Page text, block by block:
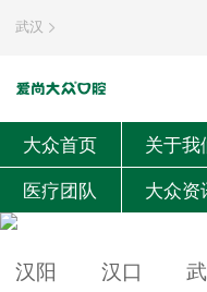
武汉 
大众首页 关于我
医疗团队
大众资
汉阳 汉口